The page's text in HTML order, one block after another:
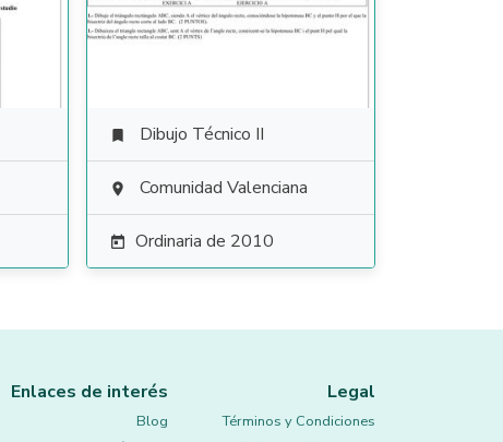
 Dibujo Técnico II
 Comunidad Valenciana
 Ordinaria de 2010
Enlaces de interés
Blog
Legal
Términos y Condiciones